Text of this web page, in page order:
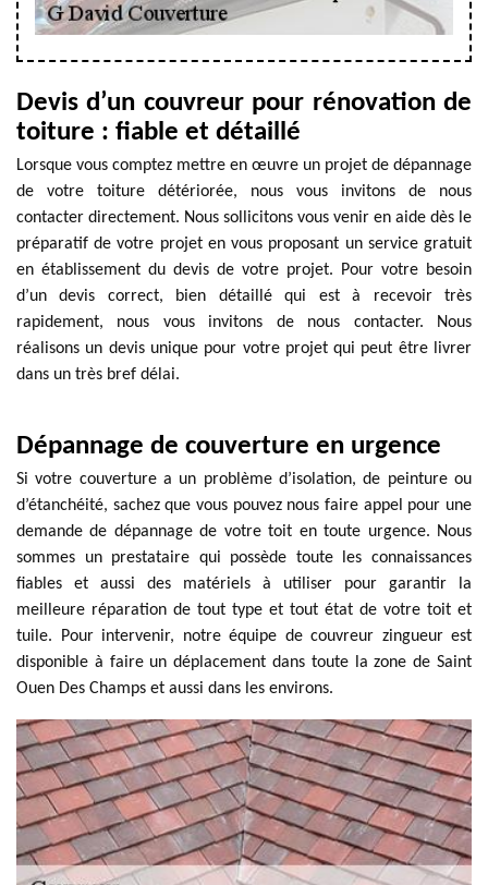
Devis d’un couvreur pour rénovation de
toiture : fiable et détaillé
Lorsque vous comptez mettre en œuvre un projet de dépannage
de votre toiture détériorée, nous vous invitons de nous
contacter directement. Nous sollicitons vous venir en aide dès le
préparatif de votre projet en vous proposant un service gratuit
en établissement du devis de votre projet. Pour votre besoin
d’un devis correct, bien détaillé qui est à recevoir très
rapidement, nous vous invitons de nous contacter. Nous
réalisons un devis unique pour votre projet qui peut être livrer
dans un très bref délai.
Dépannage de couverture en urgence
Si votre couverture a un problème d’isolation, de peinture ou
d’étanchéité, sachez que vous pouvez nous faire appel pour une
demande de dépannage de votre toit en toute urgence. Nous
sommes un prestataire qui possède toute les connaissances
fiables et aussi des matériels à utiliser pour garantir la
meilleure réparation de tout type et tout état de votre toit et
tuile. Pour intervenir, notre équipe de couvreur zingueur est
disponible à faire un déplacement dans toute la zone de Saint
Ouen Des Champs et aussi dans les environs.